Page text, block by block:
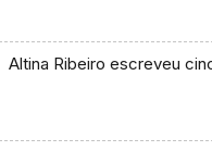
Altina Ribeiro escreveu